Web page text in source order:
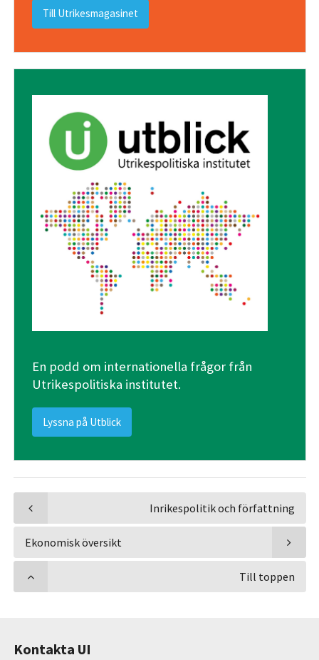
Till Utrikesmagasinet
En podd om internationella frågor från
Utrikespolitiska institutet.
Lyssna på Utblick
Inrikespolitik och författning
Ekonomisk översikt
Till toppen
Kontakta UI